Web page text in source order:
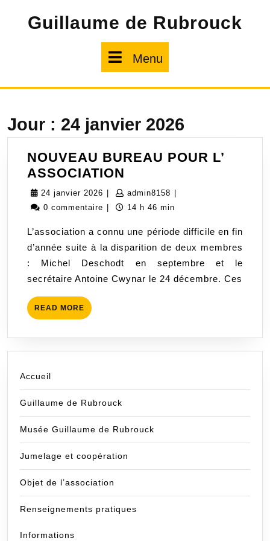
Guillaume de Rubrouck
Menu
Jour : 24 janvier 2026
NOUVEAU BUREAU POUR L’
ASSOCIATION
BUREAU
POUR
ASSOCIATION
24 janvier 2026 24
janvier
admin8158 admin8158
0 commentaire
14 h 46 min
L’association a connu une période difficile en fin
d’année suite à la disparition de deux membres
: Michel Deschodt en septembre et le
secrétaire Antoine Cwynar le 24 décembre. Ces
READ MORE READ
MORE
Accueil
Guillaume de Rubrouck
Musée Guillaume de Rubrouck
Jumelage et coopération
Objet de l’association
Renseignements pratiques
Informations